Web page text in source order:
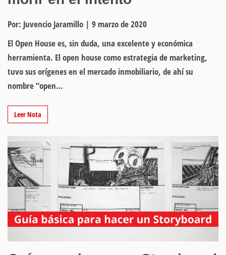
Por: Juvencio Jaramillo | 9 marzo de 2020
El Open House es, sin duda, una excelente y económica
herramienta. El open house como estrategia de marketing,
tuvo sus orígenes en el mercado inmobiliario, de ahí su
nombre “open…
Leer Nota